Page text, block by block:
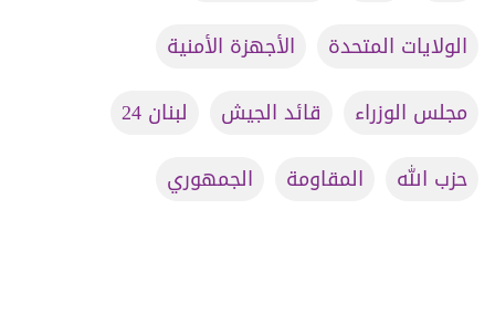
الولايات المتحدة
الأجهزة الأمنية
مجلس الوزراء
قائد الجيش
لبنان 24
حزب الله
المقاومة الجمهوري